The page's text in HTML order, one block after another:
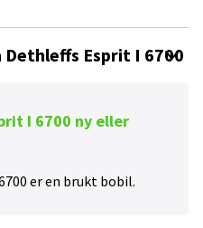
Esprit I 6700
I 6700 ny eller
er en brukt bobil.